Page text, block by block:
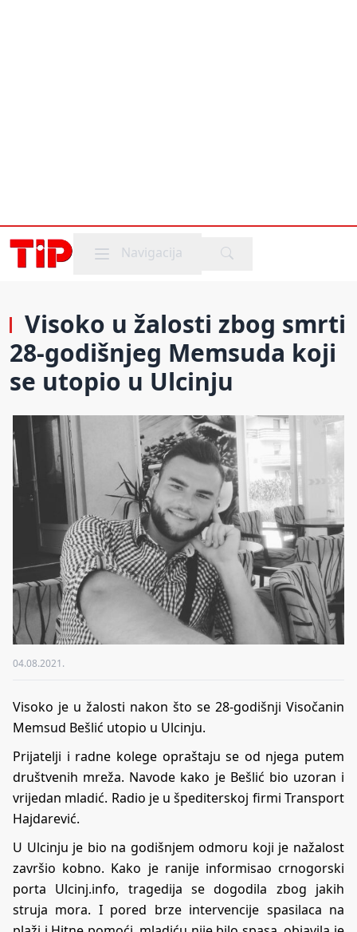
Mobile menu
Navigacija
Visoko u žalosti zbog smrti
28-godišnjeg Memsuda koji
se utopio u Ulcinju
04.08.2021.
Visoko je u žalosti nakon što se 28-godišnji Visočanin
Memsud Bešlić utopio u Ulcinju.
Prijatelji i radne kolege opraštaju se od njega putem
društvenih mreža. Navode kako je Bešlić bio uzoran i
vrijedan mladić. Radio je u špediterskoj firmi Transport
Hajdarević.
U Ulcinju je bio na godišnjem odmoru koji je nažalost
završio kobno. Kako je ranije informisao crnogorski
porta Ulcinj.info, tragedija se dogodila zbog jakih
struja mora. I pored brze intervencije spasilaca na